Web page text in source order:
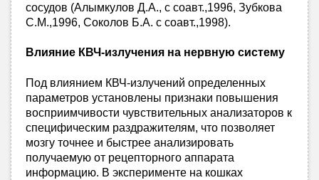
сосудов (Алымкулов Д.А., с соавт.,1996, Зубкова
С.М.,1996, Соколов Б.А. с соавт.,1998).
Влияние КВЧ-излучения на нервную систему
Под влиянием КВЧ-излучений определенных
параметров установлены признаки повышения
восприимчивости чувствительных анализаторов к
специфическим раздражителям, что позволяет
мозгу точнее и быстрее анализировать
получаемую от рецепторного аппарата
информацию. В эксперименте на кошках